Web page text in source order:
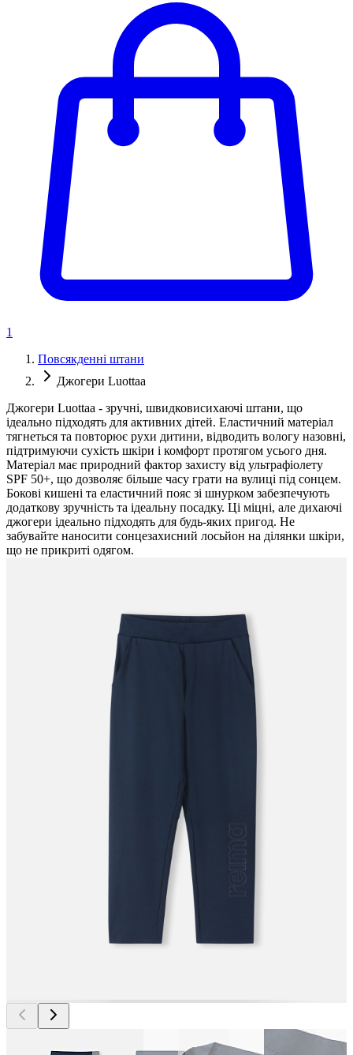
1
Повсякденні штани
Джогери Luottaa
Джогери Luottaa - зручні, швидковисихаючі штани, що
ідеально підходять для активних дітей. Еластичний матеріал
тягнеться та повторює рухи дитини, відводить вологу назовні,
підтримуючи сухість шкіри і комфорт протягом усього дня.
Матеріал має природний фактор захисту від ультрафіолету
SPF 50+, що дозволяє більше часу грати на вулиці під сонцем.
Бокові кишені та еластичний пояс зі шнурком забезпечують
додаткову зручність та ідеальну посадку. Ці міцні, але дихаючі
джогери ідеально підходять для будь-яких пригод. Не
забувайте наносити сонцезахисний лосьйон на ділянки шкіри,
що не прикриті одягом.